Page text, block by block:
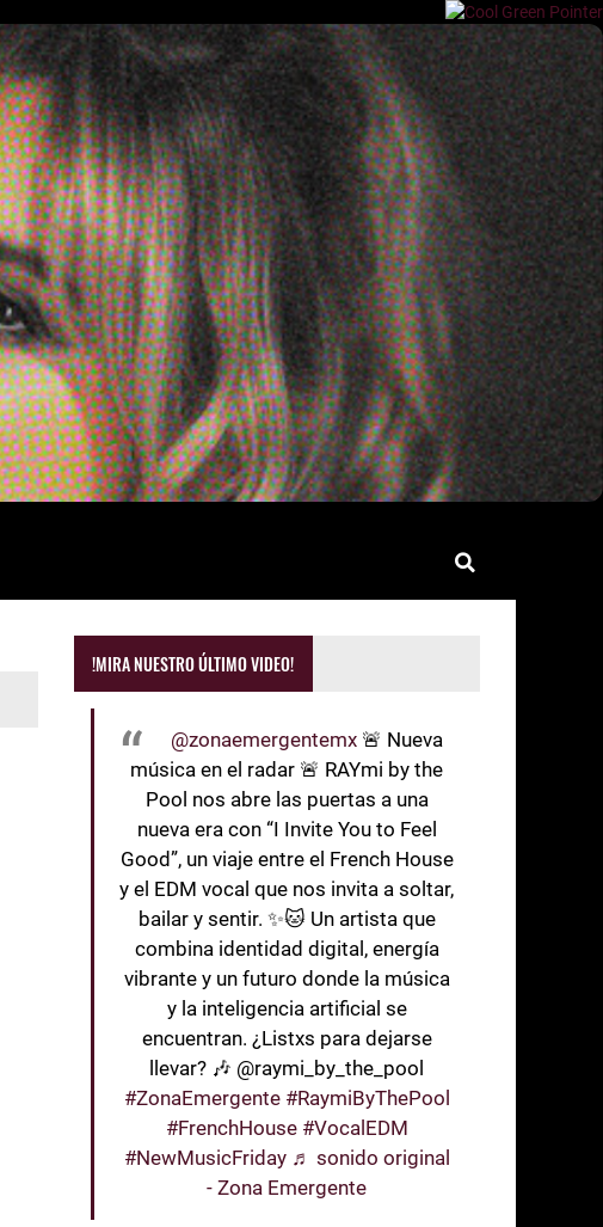
!MIRA NUESTRO ÚLTIMO VIDEO!
@zonaemergentemx 🚨 Nueva
música en el radar 🚨 RAYmi by the
Pool nos abre las puertas a una
nueva era con “I Invite You to Feel
Good”, un viaje entre el French House
y el EDM vocal que nos invita a soltar,
bailar y sentir. ✨🐱 Un artista que
combina identidad digital, energía
vibrante y un futuro donde la música
y la inteligencia artificial se
encuentran. ¿Listxs para dejarse
llevar? 🎶 @raymi_by_the_pool
#ZonaEmergente #RaymiByThePool
#FrenchHouse #VocalEDM
#NewMusicFriday ♬ sonido original
- Zona Emergente